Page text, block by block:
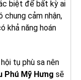
biệt để bất kỳ ai
chung cảm nhận,
khả năng hoán
tụ phù sa nên
Phú Mỹ Hưng sẽ